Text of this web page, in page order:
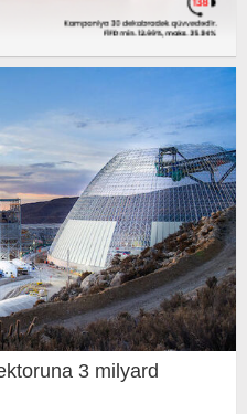
3 milyard